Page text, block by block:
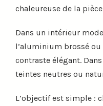
chaleureuse de la
Dans un intérieur
l’aluminium brossé
contraste élégant.
teintes neutres ou
L’objectif est simple :